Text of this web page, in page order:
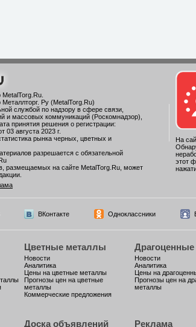
MetalTorg.Ru
Ру (MetalTorg.Ru)
службой по надзору в сфере связи,
и массовых коммуникаций (Роскомнадзор),
принятия решения о регистрации:
августа 2023 г.
рынка черных, цветных и
разрешается с обязательной
размещаемых на сайте MetalTorg.Ru, может
На
этот
ВКонтакте Одноклассники
Цветные металлы
Новости
Аналитика
Цены на цветные металлы
Прогнозы цен на цветные
металлы
Коммерческие предложения
Новости
Аналитика
Цены на
Прогнозы цен на
металлы
Доска объявлений Реклама